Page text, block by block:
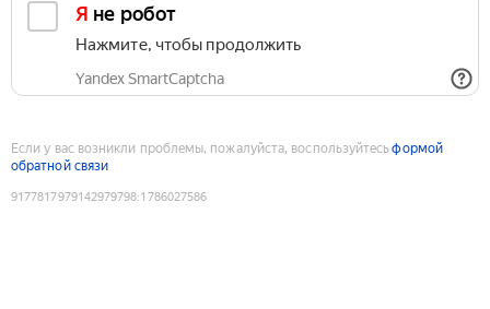
Я не робот
Нажмите, чтобы продолжить
Yandex SmartCaptcha
Если у вас возникли проблемы, пожалуйста, воспользуйтесьформой
обратной связи
9177817979142979798:1786027586